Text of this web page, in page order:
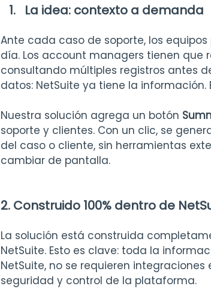
La idea: contexto a demanda
Ante cada caso de soporte, los
día. Los account managers tienen que
consultando múltiples registros antes
datos: NetSuite ya tiene la información.
Nuestra solución agrega un botón
soporte y clientes. Con un clic, se
del caso o cliente, sin herramientas
cambiar de pantalla.
2. Construido 100% dentro de
La solución está construida
NetSuite. Esto es clave: toda la
NetSuite, no se requieren
seguridad y control de la plataforma.